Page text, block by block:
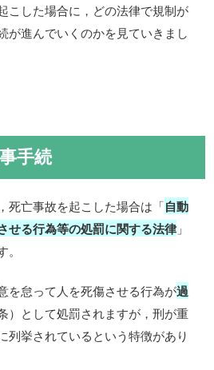
こした場合に，どの法律で規制が
が進んでいくのかを見ていきまし
手続
死亡事故を起こした場合は「自動
せる行為等の処罰に関する法律 」
を怠って人を死傷させる行為が過
）として処罰されますが，刑が重
列挙されているという特徴があり